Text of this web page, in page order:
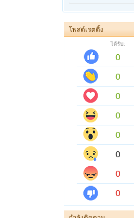
โพสต์เรตติ้ง
ได้รับ:
0
0
0
0
0
0
0
0